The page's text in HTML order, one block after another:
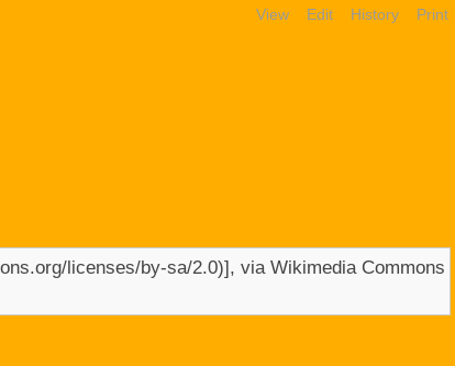
View Edit History Print